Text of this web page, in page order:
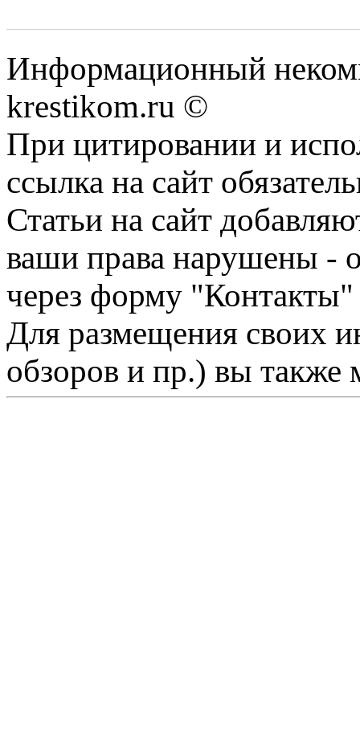
Информационный
krestikom.ru ©
При цитировании и
ссылка на сайт
Статьи на сайт
ваши права нарушены -
через форму "Контакты"
Для размещения своих
обзоров и пр.) вы также